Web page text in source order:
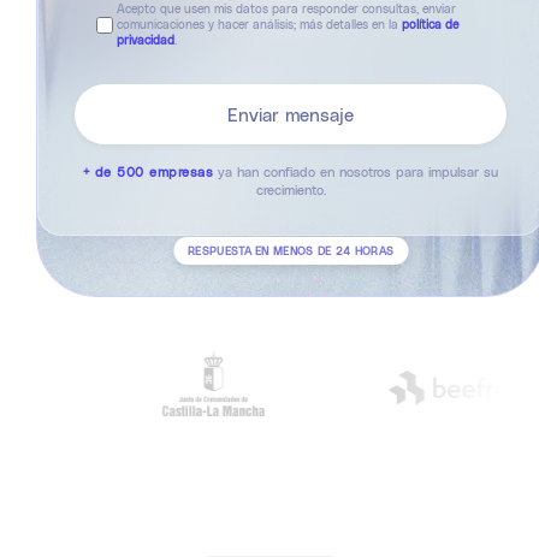
RESPUESTA EN MENOS DE 24 HORAS
Acepto que usen mis datos para responder consultas, enviar
comunicaciones y hacer análisis; más detalles en la política de
privacidad
+ de 500 empresas ya han confiado en nosotros para impulsar su
crecimiento.